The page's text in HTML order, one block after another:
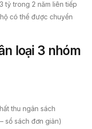
tỷ trong 2 năm liên tiếp
có thể được chuyển
loại 3 nhóm
thu ngân sách
sổ sách đơn giản)